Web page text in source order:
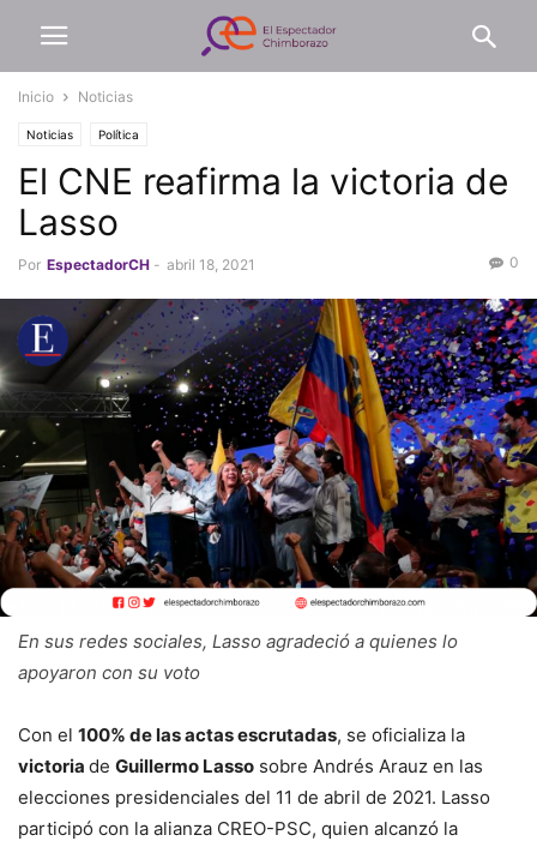
Inicio Noticias
Noticias Política
El CNE reafirma la victoria de
Lasso
Por EspectadorCH - abril 18, 2021 0
En sus redes sociales, Lasso agradeció a quienes lo
apoyaron con su voto
Con el 100% de las actas escrutadas, se oficializa la
victoria de Guillermo Lasso sobre Andrés Arauz en las
elecciones presidenciales del 11 de abril de 2021. Lasso
participó con la alianza CREO-PSC, quien alcanzó la